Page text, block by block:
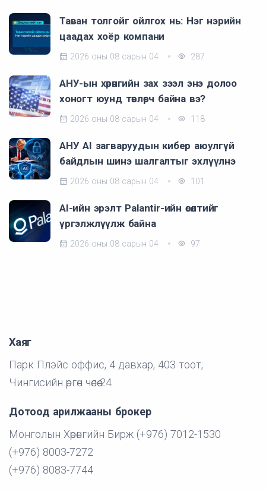
Таван толгойг ойлгох нь: Нэг нэрийн
цаадах хоёр компани
2026 оны 08 сарын 04 287
АНУ-ын хөрөнгийн зах зээл энэ долоо
хоногт юунд төвлөрч байна вэ?
2026 оны 08 сарын 04 118
АНУ AI загваруудын кибер аюулгүй
байдлын шинэ шалгалтыг эхлүүлнэ
2026 оны 08 сарын 04 101
AI-ийн эрэлт Palantir-ийн өсөлтийг
үргэлжлүүлж байна
2026 оны 08 сарын 04 97
Хаяг
Парк Плэйс оффис, 4 давхар, 403 тоот,
Чингисийн өргөн чөлөө-24
Дотоод арилжааны брокер
Монголын Хөрөнгийн Бирж (+976) 7012-1530
(+976) 8003-7272
(+976) 8083-7744